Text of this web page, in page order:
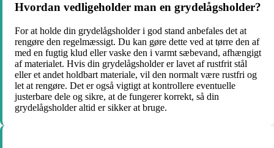
Hvordan vedligeholder man en grydelågsholder?
For at holde din grydelågsholder i god stand anbefales det at
rengøre den regelmæssigt. Du kan gøre dette ved at tørre den af
med en fugtig klud eller vaske den i varmt sæbevand, afhængigt
af materialet. Hvis din grydelågsholder er lavet af rustfrit stål
eller et andet holdbart materiale, vil den normalt være rustfri og
let at rengøre. Det er også vigtigt at kontrollere eventuelle
justerbare dele og sikre, at de fungerer korrekt, så din
grydelågsholder altid er sikker at bruge.